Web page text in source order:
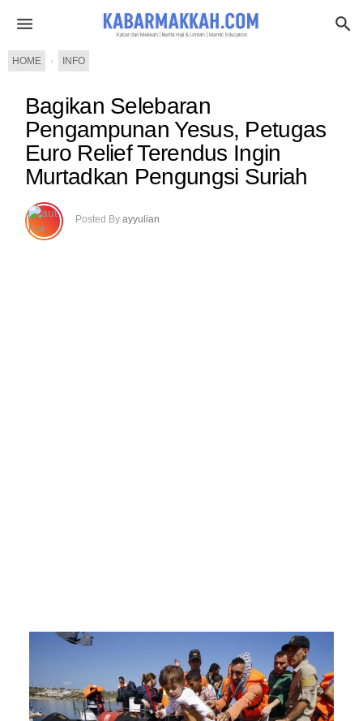
HOME › INFO
Bagikan Selebaran
Pengampunan Yesus, Petugas
Euro Relief Terendus Ingin
Murtadkan Pengungsi Suriah
Posted By ayyulian